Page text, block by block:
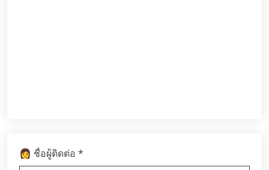
👩 ชื่อผู้ติดต่อ *